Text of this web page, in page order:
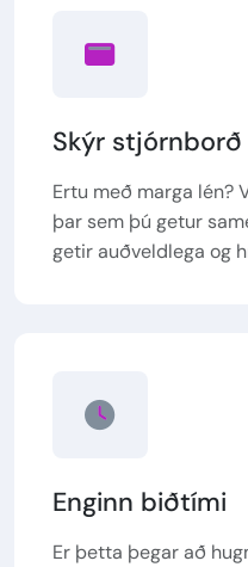
Skýr stjórnborð
Ertu með marga lén?
þar sem þú getur
getir auðveldlega og
Enginn biðtími
Er þetta þegar að